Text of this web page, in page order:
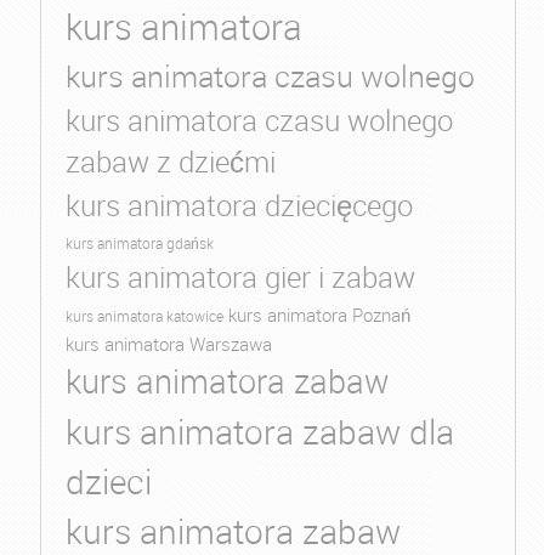
kurs animatora
kurs animatora czasu wolnego
kurs animatora czasu wolnego
zabaw z dziećmi
kurs animatora dziecięcego
kurs animatora gdańsk
kurs animatora gier i zabaw
kurs animatora katowice kurs animatora Poznań
kurs animatora Warszawa
kurs animatora zabaw
kurs animatora zabaw dla
dzieci
kurs animatora zabaw